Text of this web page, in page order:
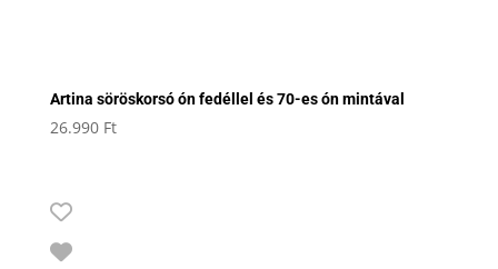
Artina söröskorsó ón fedéllel és 70-es ón mintával
26.990 Ft